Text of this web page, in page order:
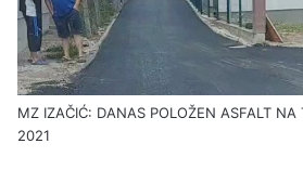
MZ IZAČIĆ: DANAS POLOŽEN ASFALT NA
2021